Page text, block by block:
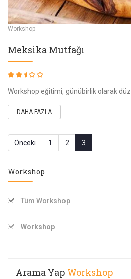
Workshop
Meksika Mutfağı
DAHA FAZLA
Önceki 1 2 3
Workshop
Tüm Workshop
Workshop
Arama Yap Workshop